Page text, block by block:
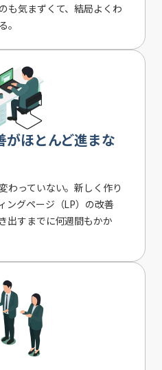
も気まずくて、結局よくわ
。
がほとんど進まな
わっていない。新しく作り
ングページ（LP）の改善
出すまでに何週間もかか